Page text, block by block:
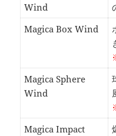
Wind
Magica Box Wind
Magica Sphere
Wind
Magica Impact